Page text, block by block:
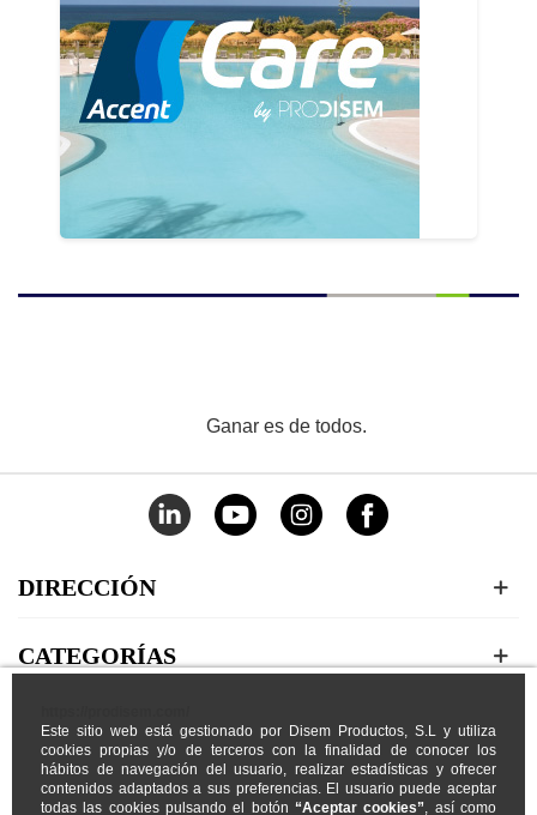
Este sitio web está gestionado por Disem Productos, S.L y utiliza
cookies propias y/o de terceros con la finalidad de conocer los
hábitos de navegación del usuario, realizar estadísticas y ofrecer
contenidos adaptados a sus preferencias. El usuario puede aceptar
todas las cookies pulsando el botón “Aceptar cookies” , así como
Ganar es de todos.
DIRECCIÓN
CATEGORÍAS
MI CUENTA
NOSOTROS